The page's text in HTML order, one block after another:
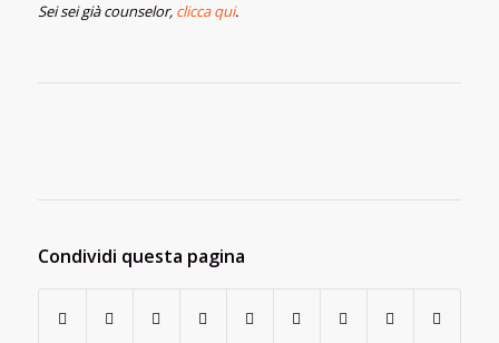
Sei sei già counselor, clicca qui.
Condividi questa pagina